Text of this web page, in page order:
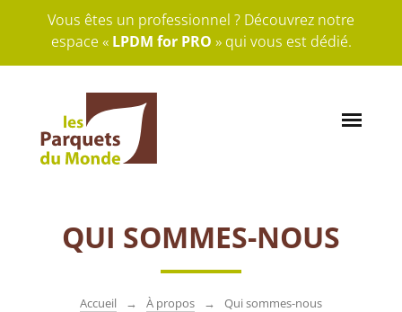
Vous êtes un professionnel ? Découvrez notre
espace « LPDM for PRO » qui vous est dédié.
QUI SOMMES-NOUS
Accueil À propos Qui sommes-nous